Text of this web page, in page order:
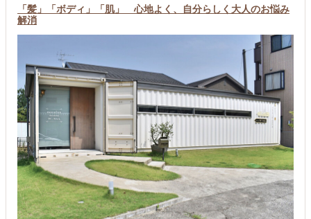
「髪」「ボディ」「肌」 心地よく、自分らしく大人のお悩み
解消